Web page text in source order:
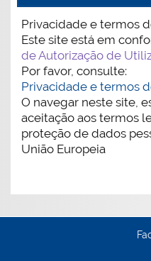
Privacidade e termos
Este site está em
de Autorização de
Por favor, consulte:
Privacidade e termos
O navegar neste site,
aceitação aos termos
proteção de dados
União Europeia